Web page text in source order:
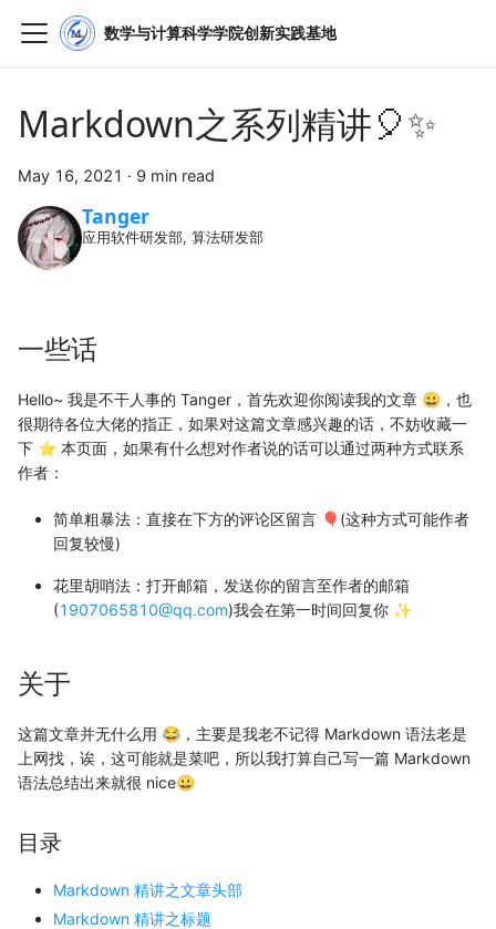
数学与计算科学学院创新实践基地
Markdown之系列精讲🎈✨
May 16, 2021 · 9 min read
Tanger
应用软件研发部, 算法研发部
一些话
Hello~ 我是不干人事的 Tanger，首先欢迎你阅读我的文章 😀，也
很期待各位大佬的指正，如果对这篇文章感兴趣的话，不妨收藏一
下 ⭐ 本页面，如果有什么想对作者说的话可以通过两种方式联系
作者：
简单粗暴法：直接在下方的评论区留言 🎈(这种方式可能作者
回复较慢)
花里胡哨法：打开邮箱，发送你的留言至作者的邮箱
(1907065810@qq.com)我会在第一时间回复你 ✨
关于
这篇文章并无什么用 😂，主要是我老不记得 Markdown 语法老是
上网找，诶，这可能就是菜吧，所以我打算自己写一篇 Markdown
语法总结出来就很 nice😀
目录
Markdown 精讲之文章头部
Markdown 精讲之标题